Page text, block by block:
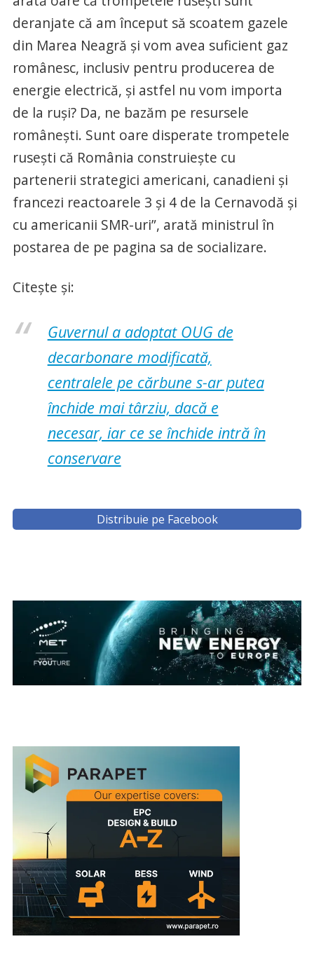
deranjate că am început să scoatem gazele
din Marea Neagră şi vom avea suficient gaz
românesc, inclusiv pentru producerea de
energie electrică, şi astfel nu vom importa
de la ruşi? Da, ne bazăm pe resursele
româneşti. Sunt oare disperate trompetele
ruseşti că România construieşte cu
partenerii strategici americani, canadieni şi
francezi reactoarele 3 şi 4 de la Cernavodă şi
cu americanii SMR-uri”, arată ministrul în
postarea de pe pagina sa de socializare.
Citește și:
Guvernul a adoptat OUG de
decarbonare modificată,
centralele pe cărbune s-ar putea
închide mai târziu, dacă e
necesar, iar ce se închide intră în
conservare
Distribuie pe Facebook